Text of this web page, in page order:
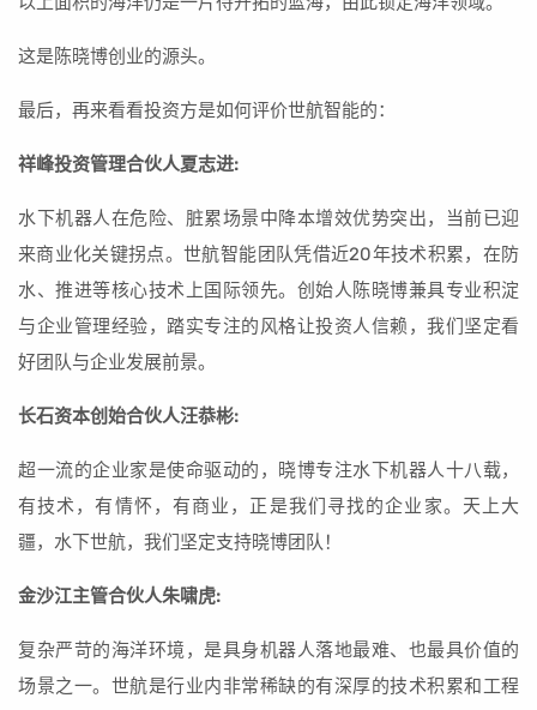
这是陈晓博创业的源头。
最后，再来看看投资方是如何评价世航智能的：
祥峰投资管理合伙人夏志进:
水下机器人在危险、脏累场景中降本增效优势突出，当前已迎
来商业化关键拐点。世航智能团队凭借近20年技术积累，在防
水、推进等核心技术上国际领先。创始人陈晓博兼具专业积淀
与企业管理经验，踏实专注的风格让投资人信赖，我们坚定看
好团队与企业发展前景。
长石资本创始合伙人汪恭彬:
超一流的企业家是使命驱动的，晓博专注水下机器人十八载，
有技术，有情怀，有商业，正是我们寻找的企业家。天上大
疆，水下世航，我们坚定支持晓博团队！
金沙江主管合伙人朱啸虎:
复杂严苛的海洋环境，是具身机器人落地最难、也最具价值的
场景之一。世航是行业内非常稀缺的有深厚的技术积累和工程